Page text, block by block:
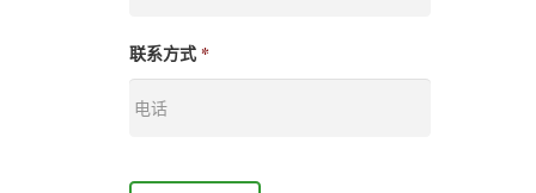
联系方式 *